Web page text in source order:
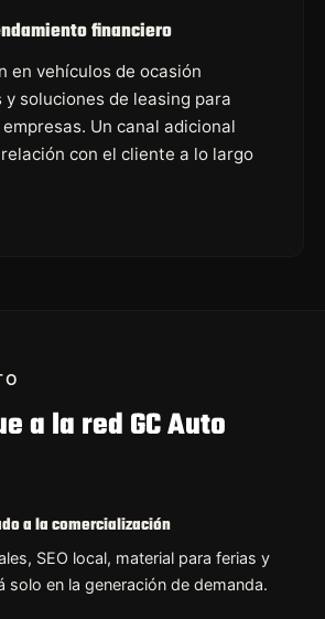
financiero
en vehículos de ocasión
y soluciones de leasing para
Un canal adicional
con el cliente a lo largo
a la red GC Auto
a la comercialización
SEO local, material para ferias y
solo en la generación de demanda.